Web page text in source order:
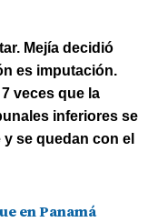
Mejía decidió
es imputación.
veces que la
inferiores se
se quedan con el
en Panamá